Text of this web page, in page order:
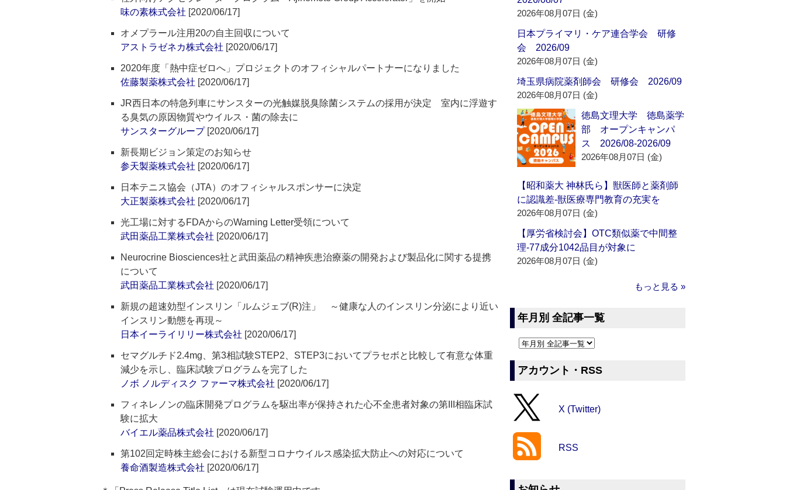
味の素株式会社 [2020/06/17]
オメプラール注用20の自主回収について
アストラゼネカ株式会社 [2020/06/17]
2020年度「熱中症ゼロへ」プロジェクトのオフィシャルパートナーになりました
佐藤製薬株式会社 [2020/06/17]
JR西日本の特急列車にサンスターの光触媒脱臭除菌システムの採用が決定 室内に浮遊す
る臭気の原因物質やウイルス・菌の除去に
サンスターグループ[2020/06/17]
新長期ビジョン策定のお知らせ
参天製薬株式会社 [2020/06/17]
日本テニス協会（JTA）のオフィシャルスポンサーに決定
大正製薬株式会社 [2020/06/17]
光工場に対するFDAからのWarning Letter受領について
武田薬品工業株式会社 [2020/06/17]
Neurocrine Biosciences社と武田薬品の精神疾患治療薬の開発および製品化に関する提携
について
武田薬品工業株式会社 [2020/06/17]
新規の超速効型インスリン「ルムジェブ(R)注」 ～健康な人のインスリン分泌により近い
インスリン動態を再現～
日本イーライリリー株式会社 [2020/06/17]
セマグルチド2.4mg、第3相試験STEP2、STEP3においてプラセボと比較して有意な体重
減少を示し、臨床試験プログラムを完了した
ノボ ノルディスク ファーマ株式会社 [2020/06/17]
フィネレノンの臨床開発プログラムを駆出率が保持された心不全患者対象の第III相臨床試
験に拡大
バイエル薬品株式会社 [2020/06/17]
第102回定時株主総会における新型コロナウイルス感染拡大防止への対応について
養命酒製造株式会社 [2020/06/17]
2026年08月07日 (金)
日本プライマリ・ケア連合学会 研修
会 2026/09
2026年08月07日 (金)
埼玉県病院薬剤師会 研修会 2026/09
2026年08月07日 (金)
徳島文理大学 徳島薬学
部 オープンキャンパ
ス 2026/08-2026/09
2026年08月07日 (金)
【昭和薬大 神林氏ら】獣医師と薬剤師
に認識差‐獣医療専門教育の充実を
2026年08月07日 (金)
【厚労省検討会】OTC類似薬で中間整
理‐77成分1042品目が対象に
2026年08月07日 (金)
もっと見る »
年月別 全記事一覧
アカウント・RSS
X (Twitter)
RSS